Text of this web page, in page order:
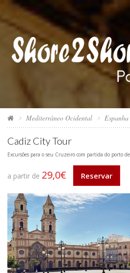
Mediterrâneo Ocidental Espanha
Cadiz City Tour
Excursões para o seu Cruzeiro com partida do porto
a partir de 29,0€ Reservar